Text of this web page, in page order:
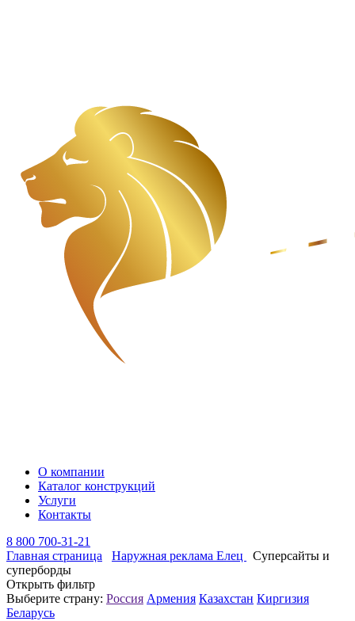
О компании
Каталог конструкций
Услуги
Контакты
8 800 700-31-21
Главная страница
Наружная реклама Елец
Суперсайты и
суперборды
Открыть фильтр
Выберите страну: Россия Армения Казахстан Киргизия
Беларусь